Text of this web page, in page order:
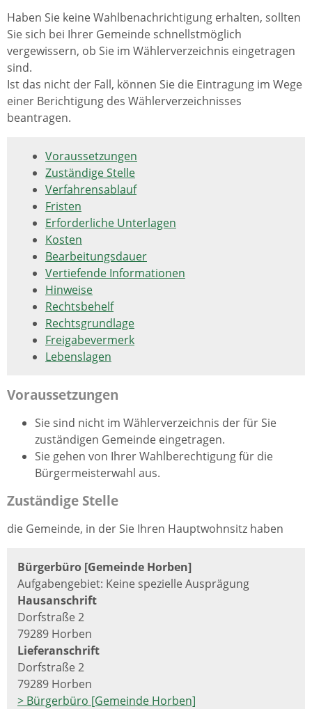
Haben Sie keine Wahlbenachrichtigung erhalten, sollten
Sie sich bei Ihrer Gemeinde schnellstmöglich
vergewissern, ob Sie im Wählerverzeichnis eingetragen
sind.
Ist das nicht der Fall, können Sie die Eintragung im Wege
einer Berichtigung des Wählerverzeichnisses
beantragen.
Voraussetzungen
Zuständige Stelle
Verfahrensablauf
Fristen
Erforderliche Unterlagen
Kosten
Bearbeitungsdauer
Vertiefende Informationen
Hinweise
Rechtsbehelf
Rechtsgrundlage
Freigabevermerk
Lebenslagen
Voraussetzungen
Sie sind nicht im Wählerverzeichnis der für Sie
zuständigen Gemeinde eingetragen.
Sie gehen von Ihrer Wahlberechtigung für die
Bürgermeisterwahl aus.
Zuständige Stelle
die Gemeinde, in der Sie Ihren Hauptwohnsitz haben
Bürgerbüro [Gemeinde Horben]
Aufgabengebiet: Keine spezielle Ausprägung
Hausanschrift
Dorfstraße 2
79289 Horben
Lieferanschrift
Dorfstraße 2
79289 Horben
> Bürgerbüro [Gemeinde Horben]